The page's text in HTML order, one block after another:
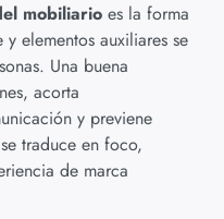
mobiliario es la forma
elementos auxiliares se
Una buena
acorta
y previene
traduce en foco,
de marca